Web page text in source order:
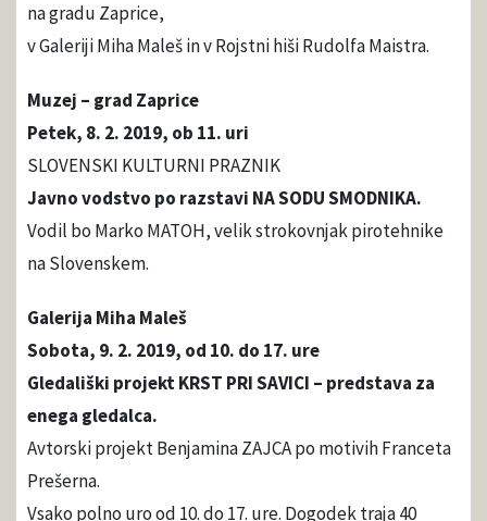
na gradu Zaprice,
v Galeriji Miha Maleš in v Rojstni hiši Rudolfa Maistra.
Muzej – grad Zaprice
Petek, 8. 2. 2019, ob 11. uri
SLOVENSKI KULTURNI PRAZNIK
Javno vodstvo po razstavi NA SODU SMODNIKA.
Vodil bo Marko MATOH, velik strokovnjak pirotehnike
na Slovenskem.
Galerija Miha Maleš
Sobota, 9. 2. 2019, od 10. do 17. ure
Gledališki projekt KRST PRI SAVICI – predstava za
enega gledalca.
Avtorski projekt Benjamina ZAJCA po motivih Franceta
Prešerna.
Vsako polno uro od 10. do 17. ure. Dogodek traja 40